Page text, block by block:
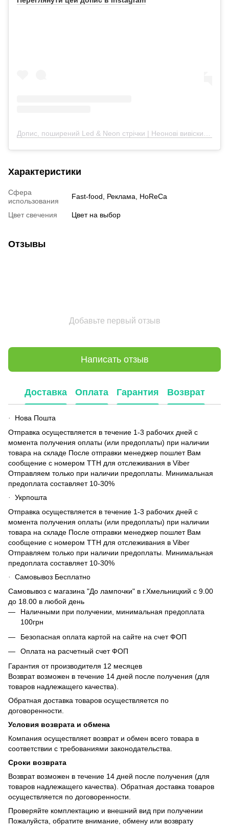
Допис, поширений Led & Neon стрічки | Неонові вивіски | Гірлянди (@_neon_chic)
Характеристики
Сфера
использования
Fast-food, Реклама, HoReCa
Цвет свечения Цвет на выбор
Отзывы
Добавьте первый отзыв
Написать отзыв
Доставка Оплата Гарантия Возврат
·
Нова Пошта
Отправка осуществляется в течение 1-3 рабочих дней с
момента получения оплаты (или предоплаты) при наличии
товара на складе После отправки менеджер пошлет Вам
сообщение с номером ТТН для отслеживания в Viber
Отправляем только при наличии предоплаты. Минимальная
предоплата составляет 10-30%
·
Укрпошта
Отправка осуществляется в течение 1-3 рабочих дней с
момента получения оплаты (или предоплаты) при наличии
товара на складе После отправки менеджер пошлет Вам
сообщение с номером ТТН для отслеживания в Viber
Отправляем только при наличии предоплаты. Минимальная
предоплата составляет 10-30%
·
Самовывоз Бесплатно
Самовывоз с магазина "До лампочки" в г.Хмельницкий с 9.00
до 18.00 в любой день
Наличными при получении, минимальная предоплата
100грн
Безопасная оплата картой на сайте на счет ФОП
Оплата на расчетный счет ФОП
Гарантия от производителя 12 месяцев
Возврат возможен в течение 14 дней после получения (для
товаров надлежащего качества).
Обратная доставка товаров осуществляется по
договоренности.
Условия возврата и обмена
Компания осуществляет возврат и обмен всего товара в
соответствии с требованиями законодательства.
Сроки возврата
Возврат возможен в течение 14 дней после получения (для
товаров надлежащего качества). Обратная доставка товаров
осуществляется по договоренности.
Проверяйте комплектацию и внешний вид при получении
Пожалуйста, обратите внимание, обмену или возврату